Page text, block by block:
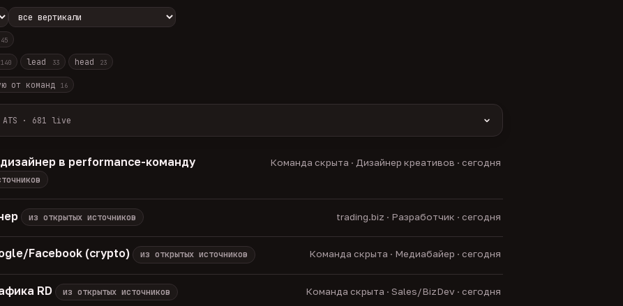
45
140 lead 33 head 23
от команд 16
ATS · 681 live
30 минут — роль, вертикаль, формат, вилка, грейд.
без обещаний гарантированного дохода, без увода в сторонние боты.
через 30 дней.
live —методология
в performance-команду Команда скрыта · Дизайнер креативов · сегодня
из открытых источников trading.biz · Разработчик · сегодня
Facebook (crypto) из открытых источников Команда скрыта · Медиабайер · сегодня
RD из открытых источников Команда скрыта · Sales/BizDev · сегодня